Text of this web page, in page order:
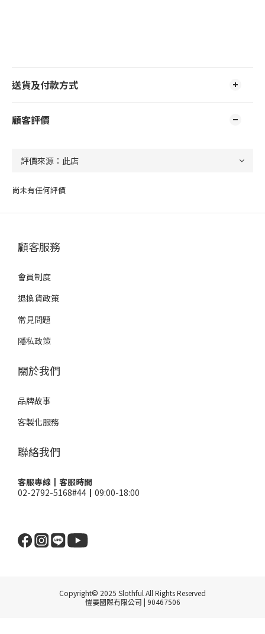
送貨及付款方式
顧客評價
尚未有任何評價
顧客服務
會員制度
退換貨政策
常見問題
隱私政策
關於我們
品牌故事
客製化服務
聯絡我們
客服專線┃客服時間
02-2792-5168#44┃09:00-18:00
Copyright© 2025 Slothful All Rights Reserved
愷晏國際有限公司 | 90467506